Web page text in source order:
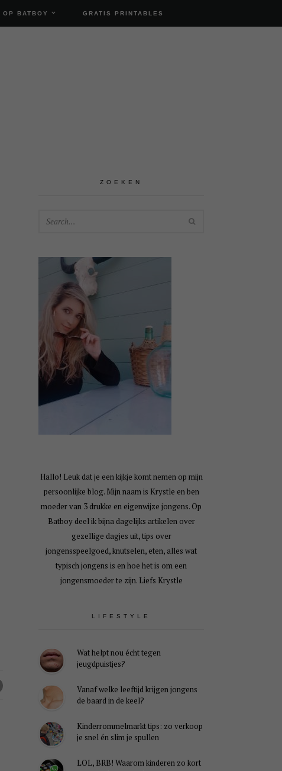
OP BATBOY GRATIS PRINTABLES
ZOEKEN
Hallo! Leuk dat je een kijkje komt nemen op mijn
persoonlijke blog. Mijn naam is Krystle en ben
moeder van 3 drukke en eigenwijze jongens. Op
Batboy deel ik bijna dagelijks artikelen over
gezellige dagjes uit, tips over
jongensspeelgoed, knutselen, eten, alles wat
typisch jongens is en hoe het is om een
jongensmoeder te zijn. Liefs Krystle
LIFESTYLE
Wat helpt nou écht tegen
jeugdpuistjes?
Vanaf welke leeftijd krijgen jongens
de baard in de keel?
Kinderrommelmarkt tips: zo verkoop
je snel én slim je spullen
LOL, BRB! Waarom kinderen zo kort